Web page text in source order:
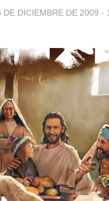
DE DICIEMBRE DE 2009 -